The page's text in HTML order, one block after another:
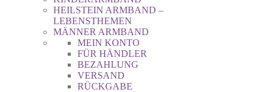
HEILSTEIN ARMBAND –
LEBENSTHEMEN
MÄNNER ARMBAND
MEIN KONTO
FÜR HÄNDLER
BEZAHLUNG
VERSAND
RÜCKGABE